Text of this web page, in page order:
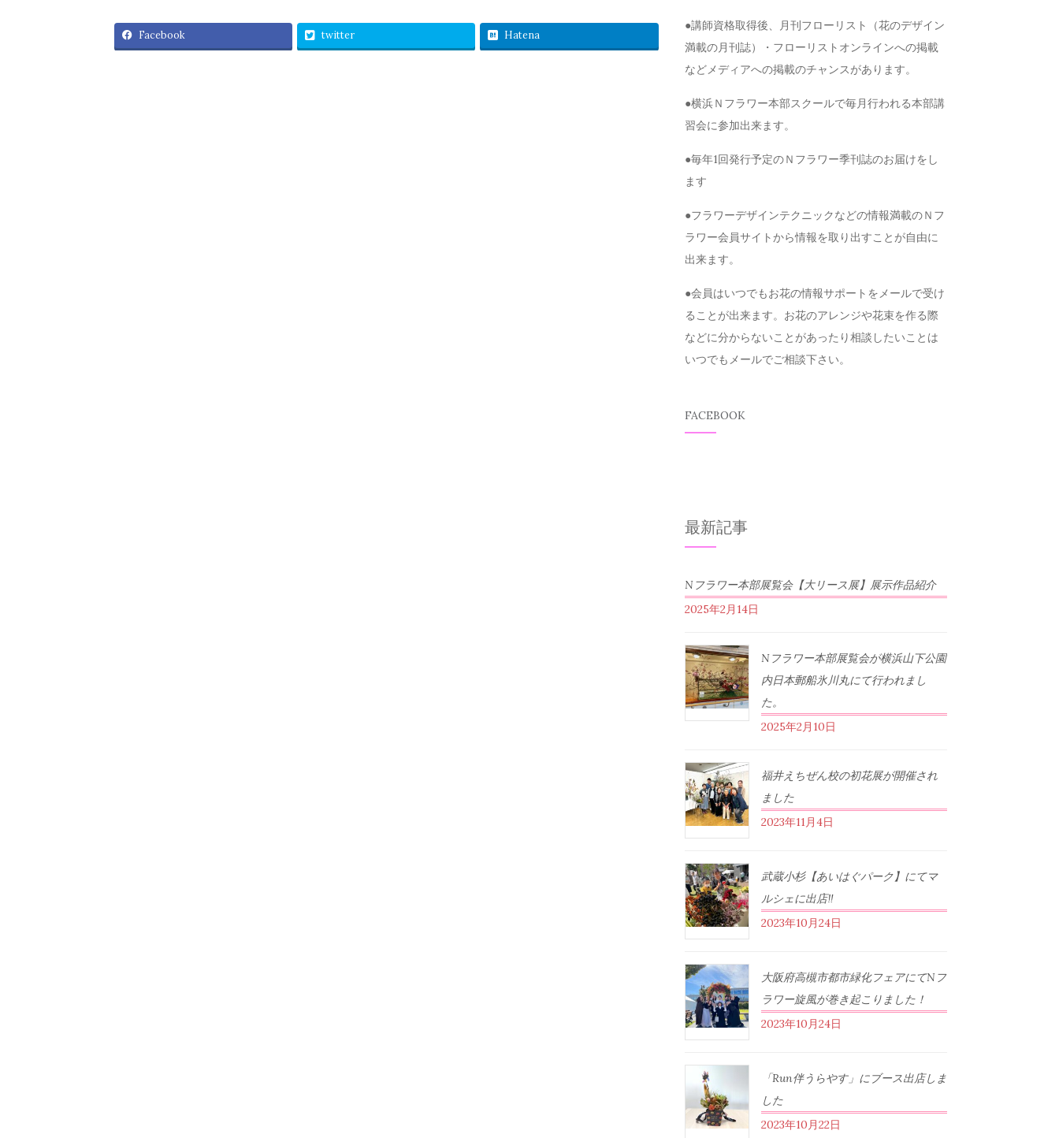
Facebook twitter Hatena
●講師資格取得後、月刊フローリスト（花のデザイン
満載の月刊誌）・フローリストオンラインへの掲載
などメディアへの掲載のチャンスがあります。
●横浜Ｎフラワー本部スクールで毎月行われる本部講
習会に参加出来ます。
●毎年1回発行予定のＮフラワー季刊誌のお届けをし
ます
●フラワーデザインテクニックなどの情報満載のＮフ
ラワー会員サイトから情報を取り出すことが自由に
出来ます。
●会員はいつでもお花の情報サポートをメールで受け
ることが出来ます。お花のアレンジや花束を作る際
などに分からないことがあったり相談したいことは
いつでもメールでご相談下さい。
FACEBOOK
最新記事
Nフラワー本部展覧会【大リース展】展示作品紹介
2025年2月14日
Nフラワー本部展覧会が横浜山下公園
内日本郵船氷川丸にて行われまし
た。
2025年2月10日
福井えちぜん校の初花展が開催され
ました
2023年11月4日
武蔵小杉【あいはぐパーク】にてマ
ルシェに出店‼︎
2023年10月24日
大阪府高槻市都市緑化フェアにてNフ
ラワー旋風が巻き起こりました！
2023年10月24日
「Run伴うらやす」にブース出店しま
した
2023年10月22日